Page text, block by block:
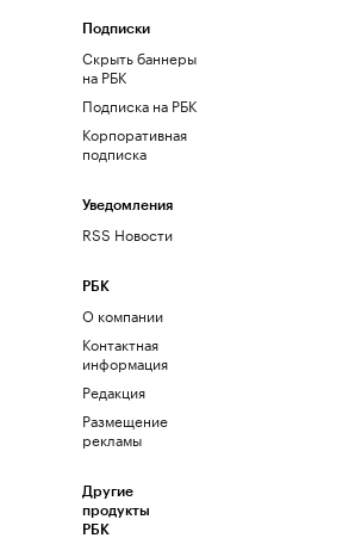
Подписки
Скрыть баннеры
на РБК
Подписка на РБК
Корпоративная
подписка
Уведомления
RSS Новости
РБК
О компании
Контактная
информация
Редакция
Размещение
рекламы
Другие
продукты
РБК